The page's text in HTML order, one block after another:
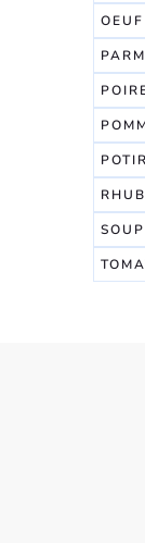
OEUF